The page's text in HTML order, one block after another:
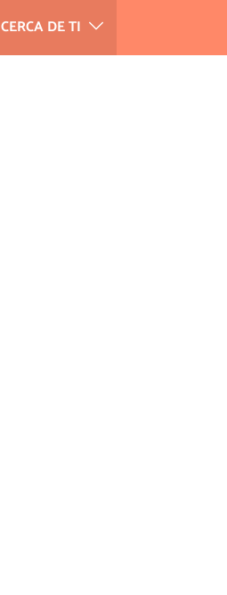
CERCA DE TI